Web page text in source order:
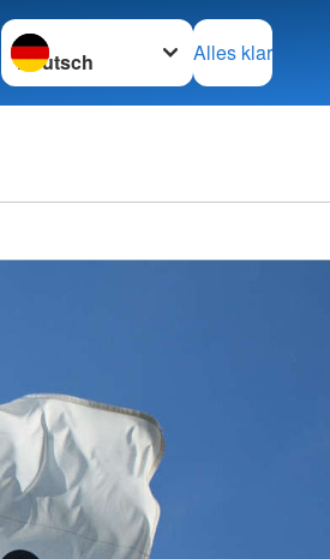
Sprache wechseln zu
Alles klar